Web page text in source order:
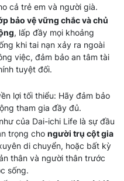
cả trẻ em và người già.
bảo vệ vững chắc và chủ
, lấp đầy mọi khoảng
khi tai nạn xảy ra ngoài
việc, đảm bảo an tâm tài
tuyệt đối.
lợi tối thiểu: Hãy đảm bảo
tham gia đầy đủ.
như của Dai-ichi Life là sự đầu
trọng cho người trụ cột gia
di chuyển, hoặc bất kỳ
thân và người thân trước
sống.